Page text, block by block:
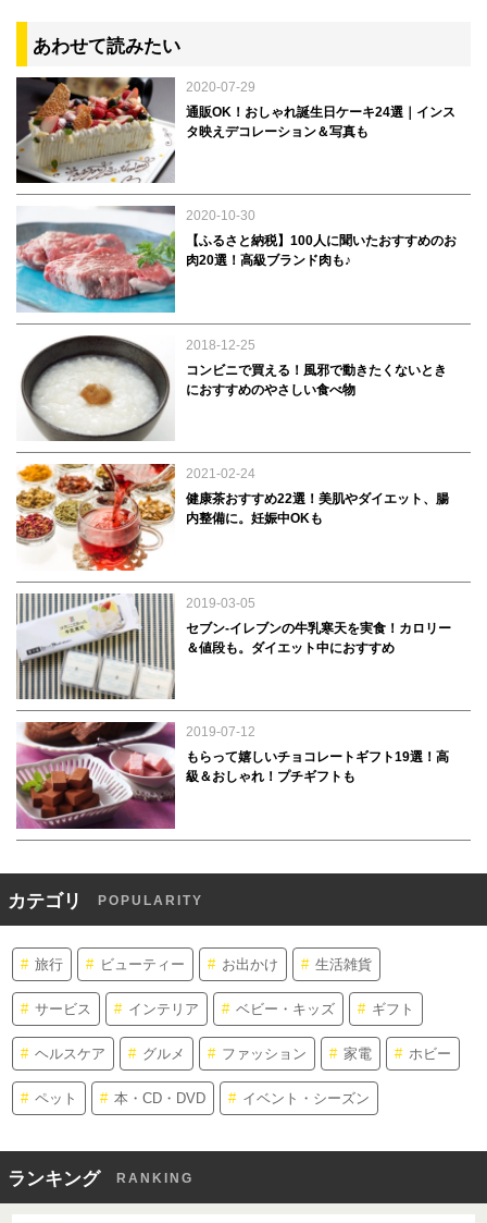
あわせて読みたい
2020-07-29
通販OK！おしゃれ誕生日ケーキ24選｜インス
タ映えデコレーション＆写真も
2020-10-30
【ふるさと納税】100人に聞いたおすすめのお
肉20選！高級ブランド肉も♪
2018-12-25
コンビニで買える！風邪で動きたくないとき
におすすめのやさしい食べ物
2021-02-24
健康茶おすすめ22選！美肌やダイエット、腸
内整備に。妊娠中OKも
2019-03-05
セブン-イレブンの牛乳寒天を実食！カロリー
＆値段も。ダイエット中におすすめ
2019-07-12
もらって嬉しいチョコレートギフト19選！高
級＆おしゃれ！プチギフトも
カテゴリ POPULARITY
旅行 ビューティー お出かけ 生活雑貨
サービス インテリア ベビー・キッズ ギフト
ヘルスケア グルメ ファッション 家電 ホビー
ペット 本・CD・DVD イベント・シーズン
ランキング RANKING